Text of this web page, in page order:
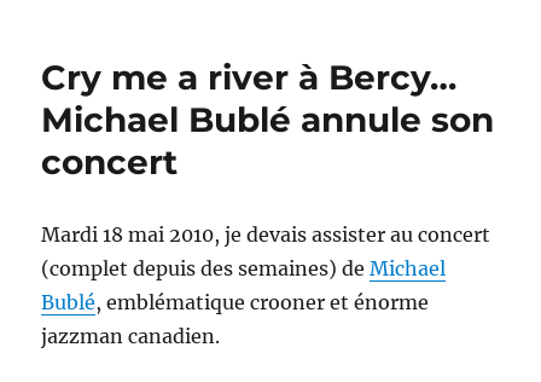
Michael
Cry me a river à Bercy…
Michael Bublé annule son
concert
Mardi 18 mai 2010, je devais assister au concert
(complet depuis des semaines) deMichael
Bublé, emblématique crooner et énorme
jazzman canadien.